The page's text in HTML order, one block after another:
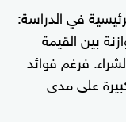
في الدراسة:
بين القيمة
فرغم فوائد
على مدى